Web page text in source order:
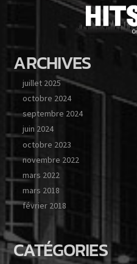
ARCHIVES
juillet 2025
octobre 2024
septembre 2024
juin 2024
octobre 2023
novembre 2022
mars 2022
mars 2018
février 2018
CATÉGORIES